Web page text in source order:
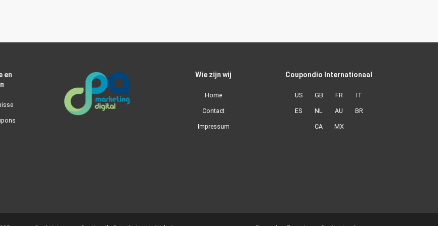
en
Wie zijn wij
Home
Contact
Impressum
Coupondio Internationaal
US GB FR IT
ES NL AU BR
CA MX